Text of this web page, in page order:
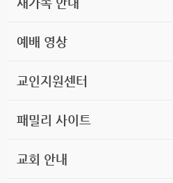
예배 영상
교인지원센터
패밀리 사이트
교회 안내